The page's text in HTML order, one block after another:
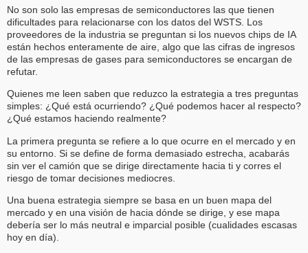
No son solo las empresas de semiconductores las que tienen
dificultades para relacionarse con los datos del WSTS. Los
proveedores de la industria se preguntan si los nuevos chips de IA
están hechos enteramente de aire, algo que las cifras de ingresos
de las empresas de gases para semiconductores se encargan de
refutar.
Quienes me leen saben que reduzco la estrategia a tres preguntas
simples: ¿Qué está ocurriendo? ¿Qué podemos hacer al respecto?
¿Qué estamos haciendo realmente?
La primera pregunta se refiere a lo que ocurre en el mercado y en
su entorno. Si se define de forma demasiado estrecha, acabarás
sin ver el camión que se dirige directamente hacia ti y corres el
riesgo de tomar decisiones mediocres.
Una buena estrategia siempre se basa en un buen mapa del
mercado y en una visión de hacia dónde se dirige, y ese mapa
debería ser lo más neutral e imparcial posible (cualidades escasas
hoy en día).